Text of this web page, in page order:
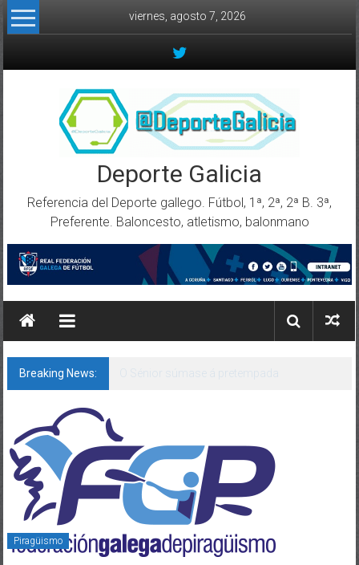
Skip to content
viernes, agosto 7, 2026
Deporte Galicia
Referencia del Deporte gallego. Fútbol, 1ª, 2ª, 2ª B. 3ª,
Preferente. Baloncesto, atletismo, balonmano
Breaking News: 142 bos motivos de ilusión
Piragüismo